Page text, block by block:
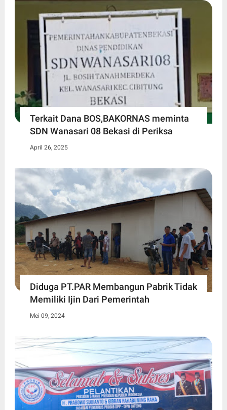
Terkait Dana BOS,BAKORNAS meminta
SDN Wanasari 08 Bekasi di Periksa
April 26, 2025
Diduga PT.PAR Membangun Pabrik Tidak
Memiliki Ijin Dari Pemerintah
Mei 09, 2024